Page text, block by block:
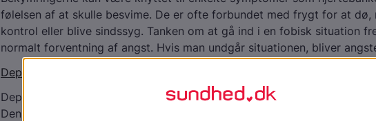
følelsen af at skulle besvime. De er ofte forbundet med frygt for at dø,
kontrol eller blive sindssyg. Tanken om at gå ind i en fobisk situation
normalt forventning af angst. Hvis man undgår situationen, bliver
Depression
Depression forekommer hyppigt sammen med tvangssymptomer og
Den er præget af: